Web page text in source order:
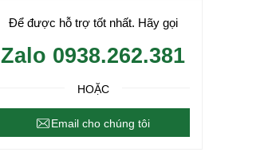
Để được hỗ trợ tốt nhất. Hãy gọi
Zalo 0938.262.381
HOẶC
Email cho chúng tôi